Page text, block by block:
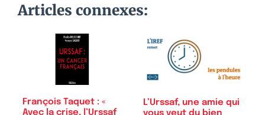
Articles connexes:
François Taquet : «
Avec la crise, l’Urssaf
L’Urssaf, une amie qui